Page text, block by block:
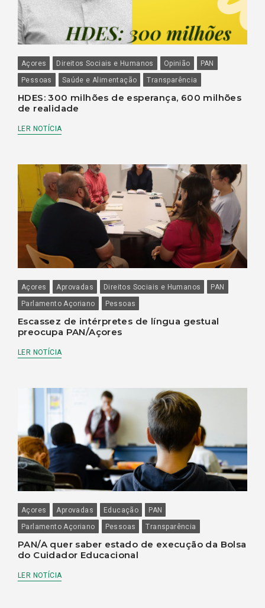
Açores Direitos Sociais e Humanos Opinião
PAN
Pessoas
Saúde e Alimentação Transparência
HDES: 300 milhões de esperança, 600 milhões
de realidade
LER NOTÍCIA
Açores Aprovadas Direitos Sociais e Humanos
PAN
Parlamento Açoriano
Pessoas
Escassez de intérpretes de língua gestual
preocupa PAN/Açores
LER NOTÍCIA
Açores Aprovadas Educação
PAN
Parlamento Açoriano
Pessoas Transparência
PAN/A quer saber estado de execução da Bolsa
do Cuidador Educacional
LER NOTÍCIA